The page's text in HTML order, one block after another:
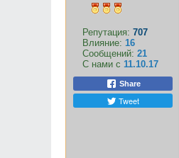
Репутация: 707
Влияние: 16
Сообщений: 21
С нами с 11.10.17
Share
Tweet